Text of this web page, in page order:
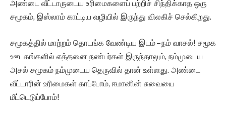
அண்டை வீட்டாருடைய உரிமைகளைப் பற்றிச் சிந்திக்காத ஒரு
சமூகம், இஸ்லாம் காட்டிய வழியில் இருந்து விலகிச் செல்கிறது.
சமூகத்தில் மாற்றம் தொடங்க வேண்டிய இடம் – நம் வாசல்! சமூக
ஊடகங்களில் எத்தனை நண்பர்கள் இருந்தாலும், நம்முடைய
அசல் சமூகம் நம்முடைய தெருவில் தான் உள்ளது. அண்டை
வீட்டாரின் உரிமைகள் காப்போம், ஈமானின் சுவையை
மீட்டெடுப்போம்!